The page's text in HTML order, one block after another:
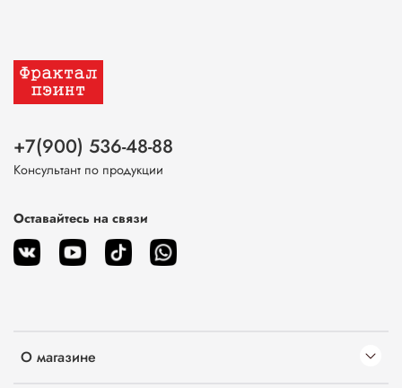
О магазине
+7(900) 536-48-88
Консультант по продукции
Оставайтесь на связи